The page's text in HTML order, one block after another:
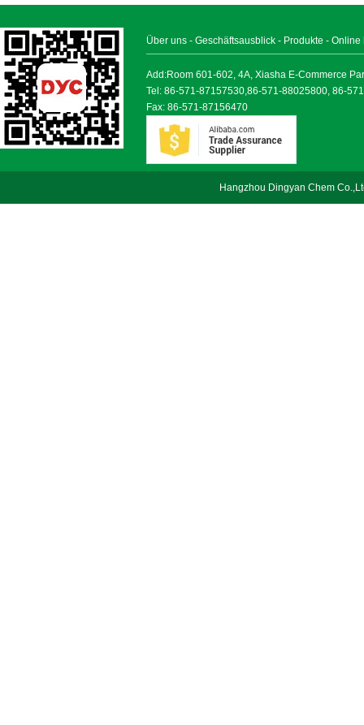
Über uns - Geschäftsausblick - Produkte - Online
Add:Room 601-602, 4A, Xiasha E-Commerce
Tel: 86-571-87157530,86-571-88025800, 86-
Fax: 86-571-87156470
Hangzhou Dingyan Chem